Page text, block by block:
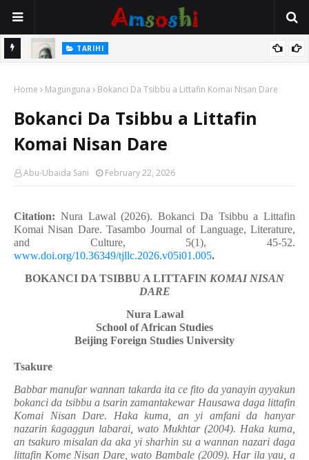
TARIHI
Usman Kure Bungudu
Home Magunguna Bokanci Da Tsibbu a Littafin Komai Nisan Dare
Bokanci Da Tsibbu a Littafin
Komai Nisan Dare
Abu-Ubaida Sani February 22, 2026
Citation: Nura Lawal (2026). Bokanci Da Tsibbu a Littafin
Komai Nisan Dare. Tasambo Journal of Language, Literature,
and Culture, 5(1), 45-52.
www.doi.org/10.36349/tjllc.2026.v05i01.005.
BOKANCI DA TSIBBU A LITTAFIN KOMAI NISAN
DARE
Nura Lawal
School of African Studies
Beijing Foreign Studies University
Tsakure
Babbar manufar wannan takarda ita ce fito da yanayin ayyakun
bokanci da tsibbu a tsarin zamantakewar Hausawa daga littafin
Komai Nisan Dare. Haka kuma, an yi amfani da hanyar
nazarin ƙagaggun labarai, wato Mukhtar (2004). Haka kuma,
an tsakuro misalan da aka yi sharhin su a wannan nazari daga
littafin Kome Nisan Dare, wato Bambale (2009). Har ila yau, a